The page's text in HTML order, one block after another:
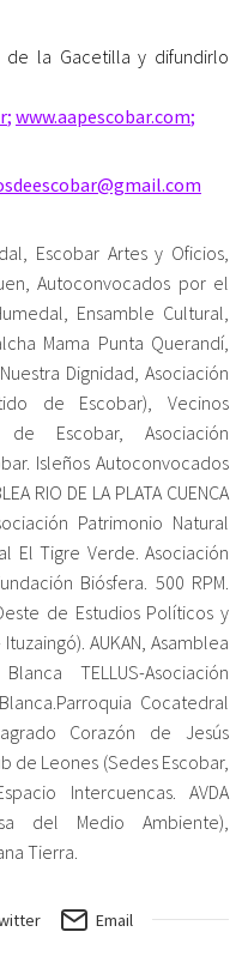
la Gacetilla y difundirlo
r; www.aapescobar.com;
@gmail.com
Escobar Artes y Oficios,
Autoconvocados por el
Ensamble Cultural,
Mama Punta Querandí,
Dignidad, Asociación
de Escobar), Vecinos
Escobar, Asociación
Isleños Autoconvocados
RIO DE LA PLATA CUENCA
Patrimonio Natural
El Tigre Verde. Asociación
Biósfera. 500 RPM.
de Estudios Políticos y
AUKAN, Asamblea
TELLUS-Asociación
Cocatedral
Corazón de Jesús
de Leones (Sedes Escobar,
Intercuencas. AVDA
del Medio Ambiente),
Tierra.
Email